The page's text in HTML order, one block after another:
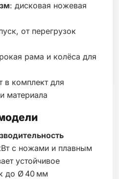
: дисковая ножевая
от перегрузок
рама и колёса для
в комплект для
материала
с ножами и плавным
устойчивое
до Ø 40 мм